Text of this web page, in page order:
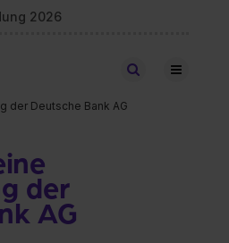
2026
Stellen finden
der Deutsche Bank AG
der
AG